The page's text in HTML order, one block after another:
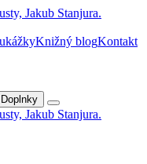
Knižný blogKontakt
Doplnky